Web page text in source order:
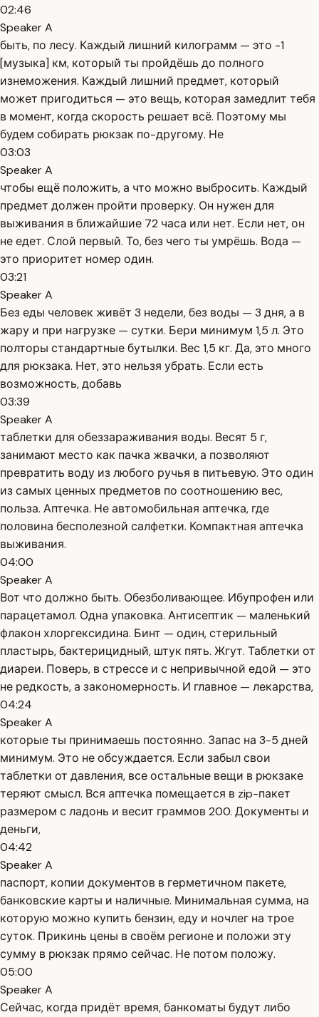
02:46
Speaker A
быть, по лесу. Каждый лишний килограмм — это -1
[музыка] км, который ты пройдёшь до полного
изнеможения. Каждый лишний предмет, который
может пригодиться — это вещь, которая замедлит тебя
в момент, когда скорость решает всё. Поэтому мы
будем собирать рюкзак по-другому. Не
03:03
Speaker A
чтобы ещё положить, а что можно выбросить. Каждый
предмет должен пройти проверку. Он нужен для
выживания в ближайшие 72 часа или нет. Если нет, он
не едет. Слой первый. То, без чего ты умрёшь. Вода —
это приоритет номер один.
03:21
Speaker A
Без еды человек живёт 3 недели, без воды — 3 дня, а в
жару и при нагрузке — сутки. Бери минимум 1,5 л. Это
полторы стандартные бутылки. Вес 1,5 кг. Да, это много
для рюкзака. Нет, это нельзя убрать. Если есть
возможность, добавь
03:39
Speaker A
таблетки для обеззараживания воды. Весят 5 г,
занимают место как пачка жвачки, а позволяют
превратить воду из любого ручья в питьевую. Это один
из самых ценных предметов по соотношению вес,
польза. Аптечка. Не автомобильная аптечка, где
половина бесполезной салфетки. Компактная аптечка
выживания.
04:00
Speaker A
Вот что должно быть. Обезболивающее. Ибупрофен или
парацетамол. Одна упаковка. Антисептик — маленький
флакон хлоргексидина. Бинт — один, стерильный
пластырь, бактерицидный, штук пять. Жгут. Таблетки от
диареи. Поверь, в стрессе и с непривычной едой — это
не редкость, а закономерность. И главное — лекарства,
04:24
Speaker A
которые ты принимаешь постоянно. Запас на 3-5 дней
минимум. Это не обсуждается. Если забыл свои
таблетки от давления, все остальные вещи в рюкзаке
теряют смысл. Вся аптечка помещается в zip-пакет
размером с ладонь и весит граммов 200. Документы и
деньги,
04:42
Speaker A
паспорт, копии документов в герметичном пакете,
банковские карты и наличные. Минимальная сумма, на
которую можно купить бензин, еду и ночлег на трое
суток. Прикинь цены в своём регионе и положи эту
сумму в рюкзак прямо сейчас. Не потом положу.
05:00
Speaker A
Сейчас, когда придёт время, банкоматы будут либо